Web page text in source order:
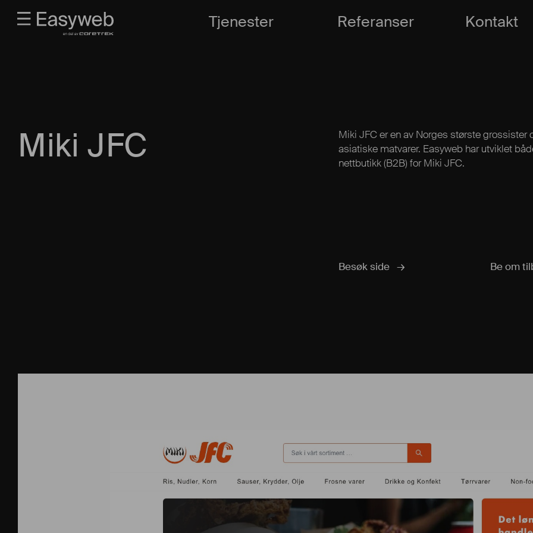
Tjenester Referanser Kontakt
Miki JFC
Miki JFC er en av Norges største grossister
asiatiske matvarer. Easyweb har utviklet
nettbutikk (B2B) for Miki JFC.
Besøk side Be om